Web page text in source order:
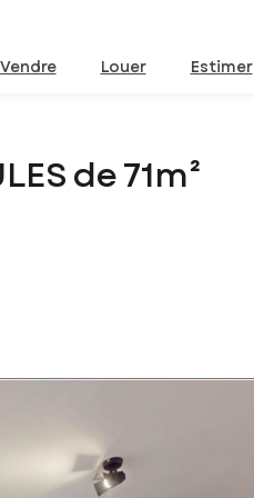
Vendre Louer Estimer
de 71m²